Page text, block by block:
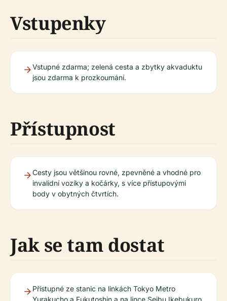
Vstupenky
Vstupné zdarma; zelená cesta a zbytky akvaduktu
jsou zdarma k prozkoumání.
Přístupnost
Cesty jsou většinou rovné, zpevněné a vhodné pro
invalidní vozíky a kočárky, s více přístupovými
body v obytných čtvrtích.
Jak se tam dostat
Přístupné ze stanic na linkách Tokyo Metro
Yurakucho a Fukutoshin a na lince Seibu Ikebukuro